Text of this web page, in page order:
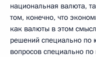
национальная валюта,
том, конечно, что
как валюты в этом
решений специально
вопросов специально